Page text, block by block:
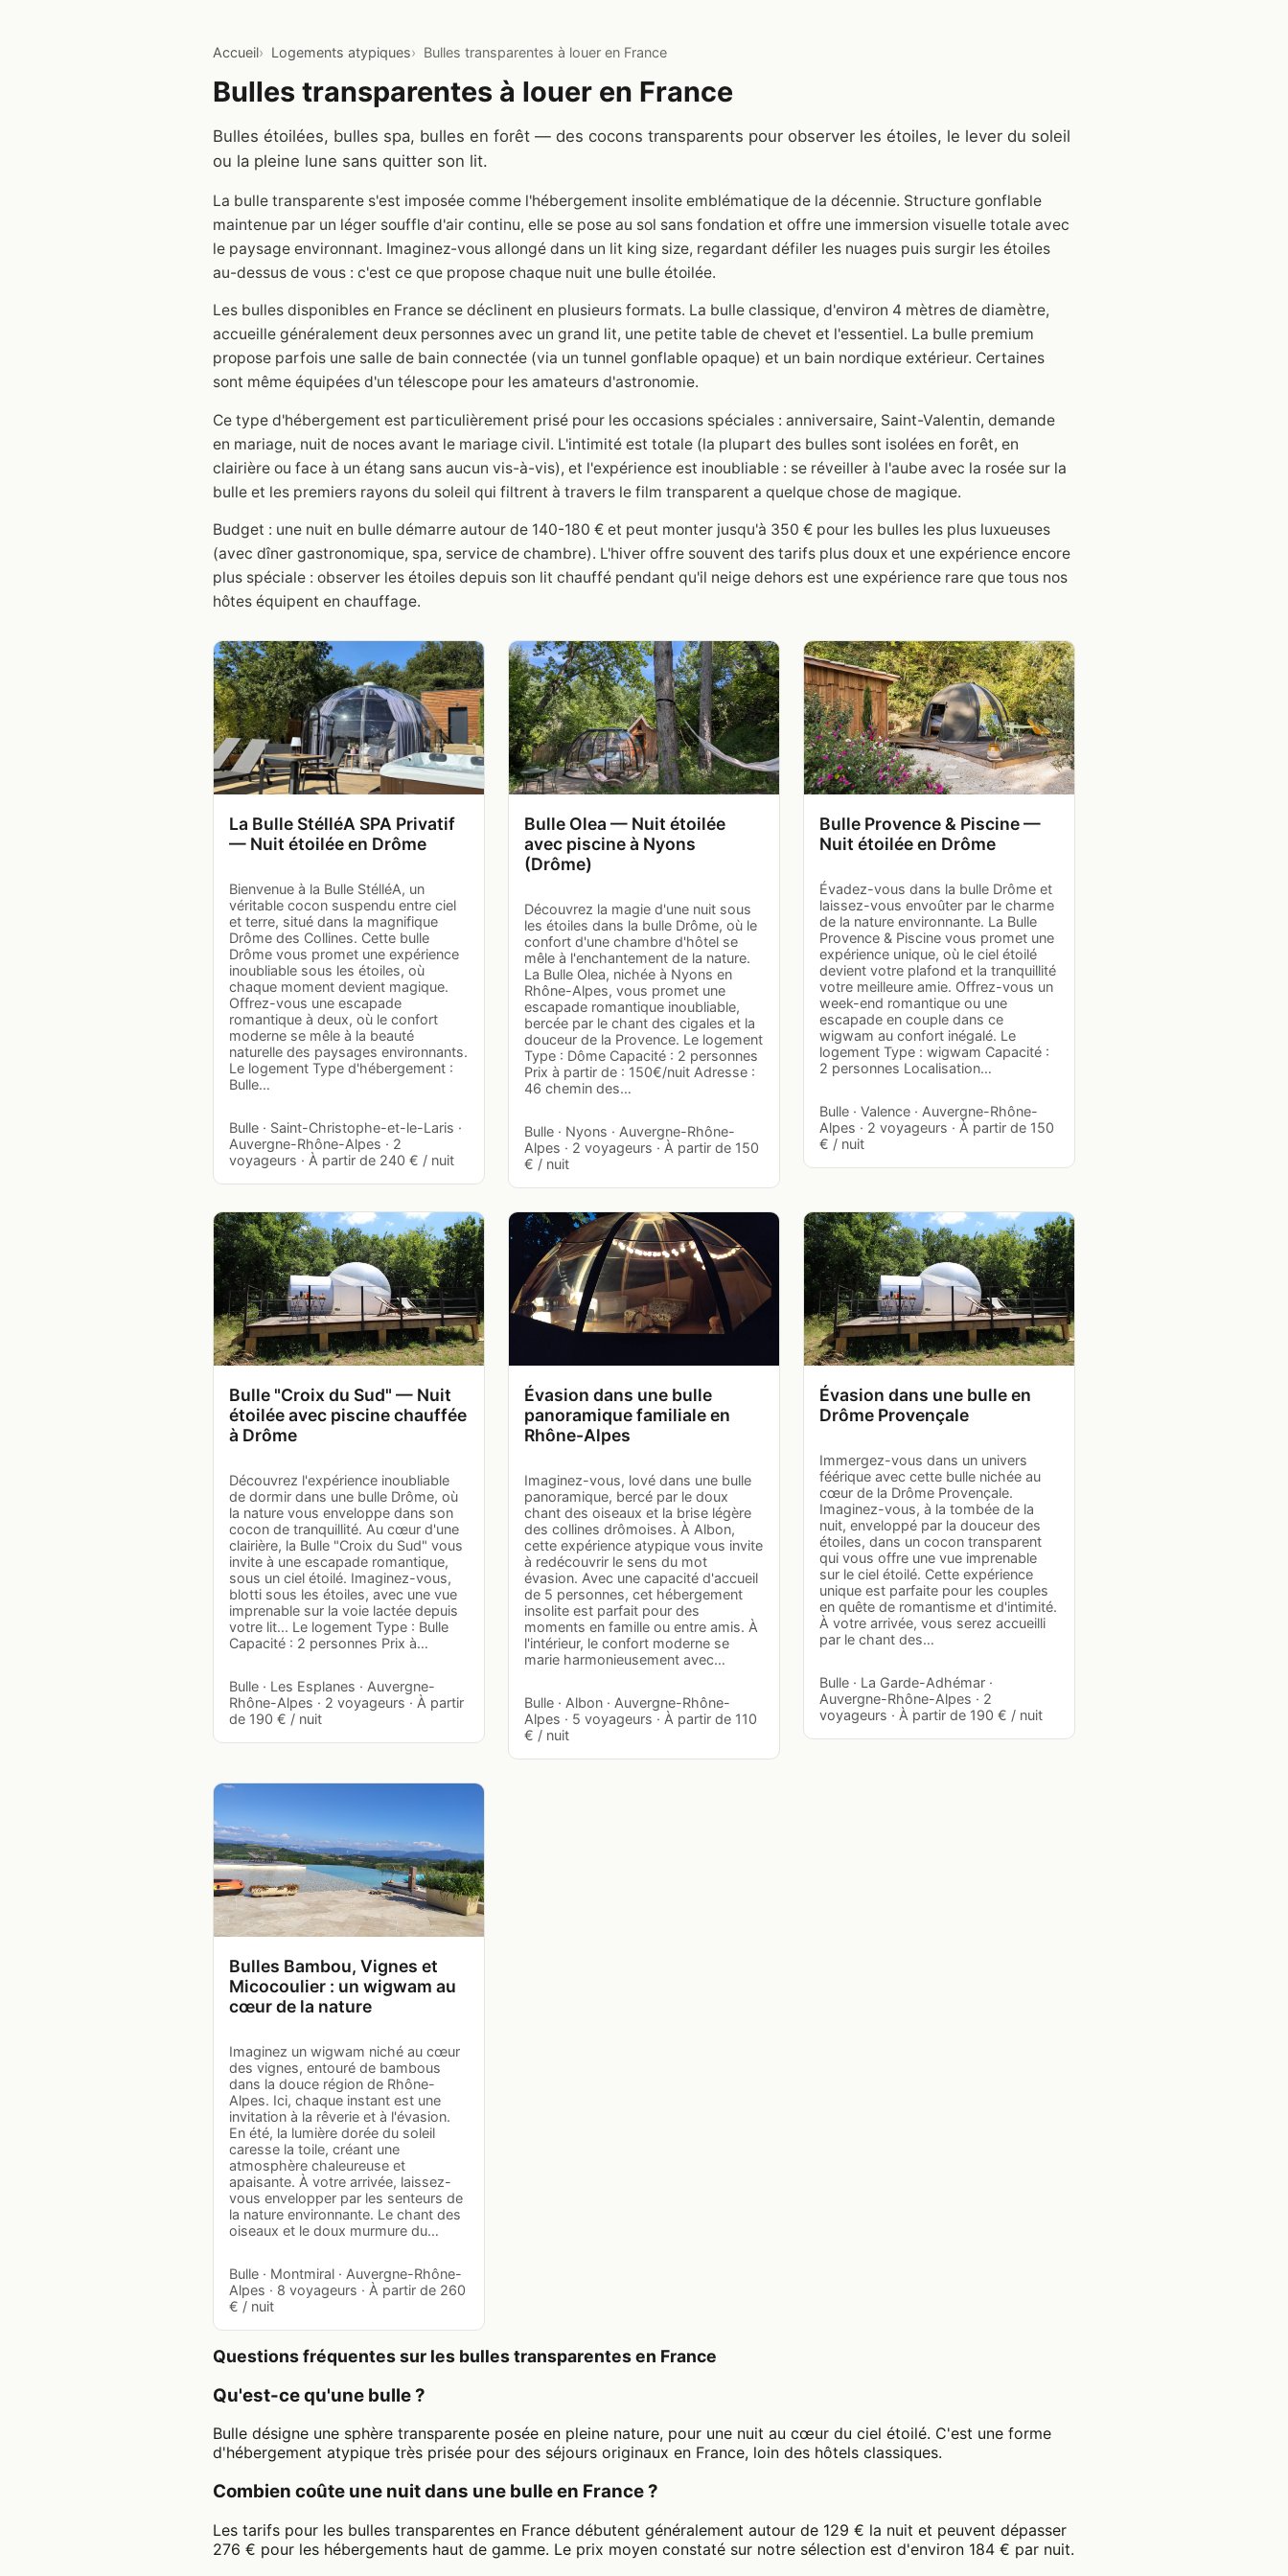
Accueil Logements atypiques Bulles transparentes à louer en France
Bulles transparentes à louer en France
Bulles étoilées, bulles spa, bulles en forêt — des cocons transparents pour observer les étoiles, le lever du soleil
ou la pleine lune sans quitter son lit.
La bulle transparente s'est imposée comme l'hébergement insolite emblématique de la décennie. Structure gonflable
maintenue par un léger souffle d'air continu, elle se pose au sol sans fondation et offre une immersion visuelle totale avec
le paysage environnant. Imaginez-vous allongé dans un lit king size, regardant défiler les nuages puis surgir les étoiles
au-dessus de vous : c'est ce que propose chaque nuit une bulle étoilée.
Les bulles disponibles en France se déclinent en plusieurs formats. La bulle classique, d'environ 4 mètres de diamètre,
accueille généralement deux personnes avec un grand lit, une petite table de chevet et l'essentiel. La bulle premium
propose parfois une salle de bain connectée (via un tunnel gonflable opaque) et un bain nordique extérieur. Certaines
sont même équipées d'un télescope pour les amateurs d'astronomie.
Ce type d'hébergement est particulièrement prisé pour les occasions spéciales : anniversaire, Saint-Valentin, demande
en mariage, nuit de noces avant le mariage civil. L'intimité est totale (la plupart des bulles sont isolées en forêt, en
clairière ou face à un étang sans aucun vis-à-vis), et l'expérience est inoubliable : se réveiller à l'aube avec la rosée sur la
bulle et les premiers rayons du soleil qui filtrent à travers le film transparent a quelque chose de magique.
Budget : une nuit en bulle démarre autour de 140-180 € et peut monter jusqu'à 350 € pour les bulles les plus luxueuses
(avec dîner gastronomique, spa, service de chambre). L'hiver offre souvent des tarifs plus doux et une expérience encore
plus spéciale : observer les étoiles depuis son lit chauffé pendant qu'il neige dehors est une expérience rare que tous nos
hôtes équipent en chauffage.
La Bulle StélléA SPA Privatif
— Nuit étoilée en Drôme
Bienvenue à la Bulle StélléA, un
véritable cocon suspendu entre ciel
et terre, situé dans la magnifique
Drôme des Collines. Cette bulle
Drôme vous promet une expérience
inoubliable sous les étoiles, où
chaque moment devient magique.
Offrez-vous une escapade
romantique à deux, où le confort
moderne se mêle à la beauté
naturelle des paysages environnants.
Le logement Type d'hébergement :
Bulle…
Bulle · Saint-Christophe-et-le-Laris ·
Auvergne-Rhône-Alpes · 2
voyageurs · À partir de 240 € / nuit
Bulle Olea — Nuit étoilée
avec piscine à Nyons
(Drôme)
Découvrez la magie d'une nuit sous
les étoiles dans la bulle Drôme, où le
confort d'une chambre d'hôtel se
mêle à l'enchantement de la nature.
La Bulle Olea, nichée à Nyons en
Rhône-Alpes, vous promet une
escapade romantique inoubliable,
bercée par le chant des cigales et la
douceur de la Provence. Le logement
Type : Dôme Capacité : 2 personnes
Prix à partir de : 150€/nuit Adresse :
46 chemin des…
Bulle · Nyons · Auvergne-Rhône-
Alpes · 2 voyageurs · À partir de 150
€ / nuit
Bulle Provence & Piscine —
Nuit étoilée en Drôme
Évadez-vous dans la bulle Drôme et
laissez-vous envoûter par le charme
de la nature environnante. La Bulle
Provence & Piscine vous promet une
expérience unique, où le ciel étoilé
devient votre plafond et la tranquillité
votre meilleure amie. Offrez-vous un
week-end romantique ou une
escapade en couple dans ce
wigwam au confort inégalé. Le
logement Type : wigwam Capacité :
2 personnes Localisation…
Bulle · Valence · Auvergne-Rhône-
Alpes · 2 voyageurs · À partir de 150
€ / nuit
Bulle "Croix du Sud" — Nuit
étoilée avec piscine chauffée
à Drôme
Découvrez l'expérience inoubliable
de dormir dans une bulle Drôme, où
la nature vous enveloppe dans son
cocon de tranquillité. Au cœur d'une
clairière, la Bulle "Croix du Sud" vous
invite à une escapade romantique,
sous un ciel étoilé. Imaginez-vous,
blotti sous les étoiles, avec une vue
imprenable sur la voie lactée depuis
votre lit... Le logement Type : Bulle
Capacité : 2 personnes Prix à…
Bulle · Les Esplanes · Auvergne-
Rhône-Alpes · 2 voyageurs · À partir
de 190 € / nuit
Évasion dans une bulle
panoramique familiale en
Rhône-Alpes
Imaginez-vous, lové dans une bulle
panoramique, bercé par le doux
chant des oiseaux et la brise légère
des collines drômoises. À Albon,
cette expérience atypique vous invite
à redécouvrir le sens du mot
évasion. Avec une capacité d'accueil
de 5 personnes, cet hébergement
insolite est parfait pour des
moments en famille ou entre amis. À
l'intérieur, le confort moderne se
marie harmonieusement avec…
Bulle · Albon · Auvergne-Rhône-
Alpes · 5 voyageurs · À partir de 110
€ / nuit
Évasion dans une bulle en
Drôme Provençale
Immergez-vous dans un univers
féérique avec cette bulle nichée au
cœur de la Drôme Provençale.
Imaginez-vous, à la tombée de la
nuit, enveloppé par la douceur des
étoiles, dans un cocon transparent
qui vous offre une vue imprenable
sur le ciel étoilé. Cette expérience
unique est parfaite pour les couples
en quête de romantisme et d'intimité.
À votre arrivée, vous serez accueilli
par le chant des…
Bulle · La Garde-Adhémar ·
Auvergne-Rhône-Alpes · 2
voyageurs · À partir de 190 € / nuit
Bulles Bambou, Vignes et
Micocoulier : un wigwam au
cœur de la nature
Imaginez un wigwam niché au cœur
des vignes, entouré de bambous
dans la douce région de Rhône-
Alpes. Ici, chaque instant est une
invitation à la rêverie et à l'évasion.
En été, la lumière dorée du soleil
caresse la toile, créant une
atmosphère chaleureuse et
apaisante. À votre arrivée, laissez-
vous envelopper par les senteurs de
la nature environnante. Le chant des
oiseaux et le doux murmure du…
Bulle · Montmiral · Auvergne-Rhône-
Alpes · 8 voyageurs · À partir de 260
€ / nuit
Questions fréquentes sur les bulles transparentes en France
Qu'est-ce qu'une bulle ?
Bulle désigne une sphère transparente posée en pleine nature, pour une nuit au cœur du ciel étoilé. C'est une forme
d'hébergement atypique très prisée pour des séjours originaux en France, loin des hôtels classiques.
Combien coûte une nuit dans une bulle en France ?
Les tarifs pour les bulles transparentes en France débutent généralement autour de 129 € la nuit et peuvent dépasser
276 € pour les hébergements haut de gamme. Le prix moyen constaté sur notre sélection est d'environ 184 € par nuit.